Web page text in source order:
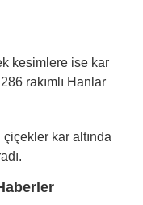
kesimlere ise kar
rakımlı Hanlar
kar altında